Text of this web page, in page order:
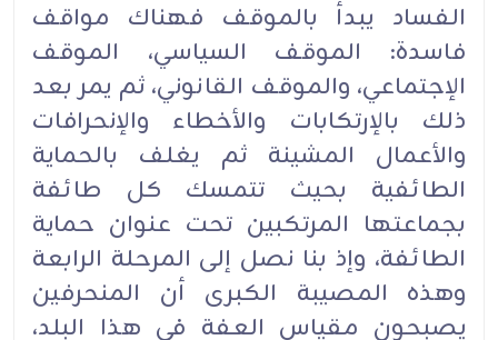
الفساد يبدأ بالموقف فهناك مواقف
فاسدة: الموقف السياسي، الموقف
الإجتماعي، والموقف القانوني، ثم يمر بعد
ذلك بالإرتكابات والأخطاء والإنحرافات
والأعمال المشينة ثم يغلف بالحماية
الطائفية بحيث تتمسك كل طائفة
بجماعتها المرتكبين تحت عنوان حماية
الطائفة، وإذ بنا نصل إلى المرحلة الرابعة
وهذه المصيبة الكبرى أن المنحرفين
يصبحون مقياس العفة في هذا البلد،